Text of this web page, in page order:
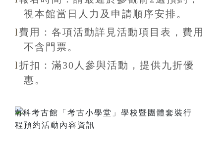
視本館當日人力及申請順序安排。
l 費用：各項活動詳見活動項目表，費用
不含 門票。
l折扣 ：滿30 人參與活動，提供九折優
惠 。